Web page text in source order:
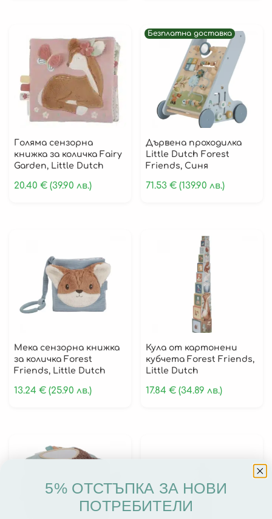
Голяма сензорна
книжка за количка Fairy
Garden, Little Dutch
20.40 € (39.90 лв.)
Безплатна доставка
Дървенa проходилка
Little Dutch Forest
Friends, Синя
71.53€ (139.90 лв.)
Мека сензорна книжка
за количка Forest
Friends, Little Dutch
13.24 € (25.90 лв.)
Кула от картонени
кубчета Forest Friends,
Little Dutch
17.84€ (34.89 лв.)
5% ОТСТЪПКА ЗА НОВИ
ПОТРЕБИТЕЛИ